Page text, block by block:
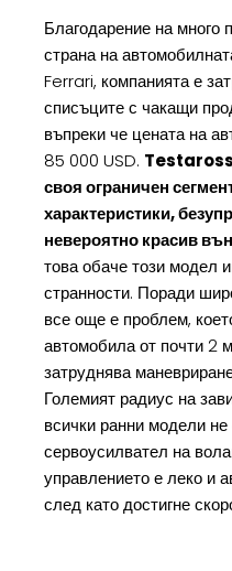
Благодарение на много
страна на
Ferrari, компанията е
списъците с чакащи
въпреки че цената на
85 000 USD.
своя ограничен
характеристики,
невероятно красив
това обаче този модел
странности. Поради
все още е проблем,
автомобила от почти 2
затруднява
Големият радиус на
всички ранни модели
сервоусилвател на
управлението е леко и
след като достигне